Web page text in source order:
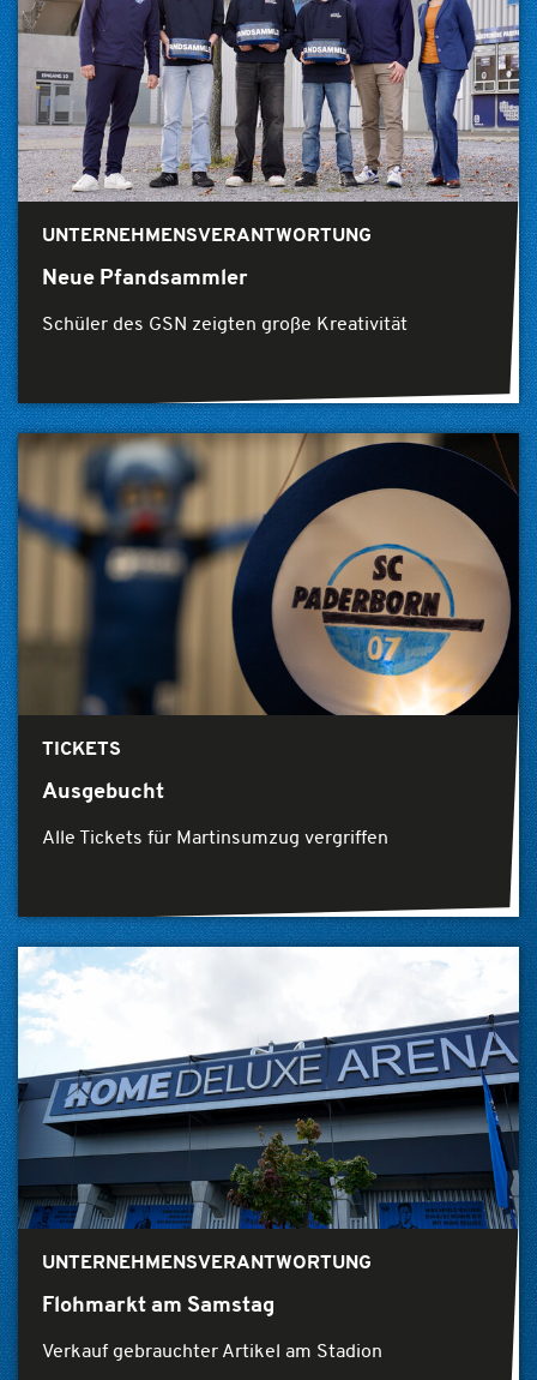
UNTERNEHMENSVERANTWORTUNG
Neue Pfandsammler
Schüler des GSN zeigten große Kreativität
TICKETS
Ausgebucht
Alle Tickets für Martinsumzug vergriffen
UNTERNEHMENSVERANTWORTUNG
Flohmarkt am Samstag
Verkauf gebrauchter Artikel am Stadion